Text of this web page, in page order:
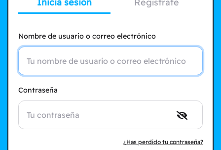
Inicia sesión Regístrate
Nombre de usuario o correo electrónico
Contraseña
¿Has perdido tu contraseña?